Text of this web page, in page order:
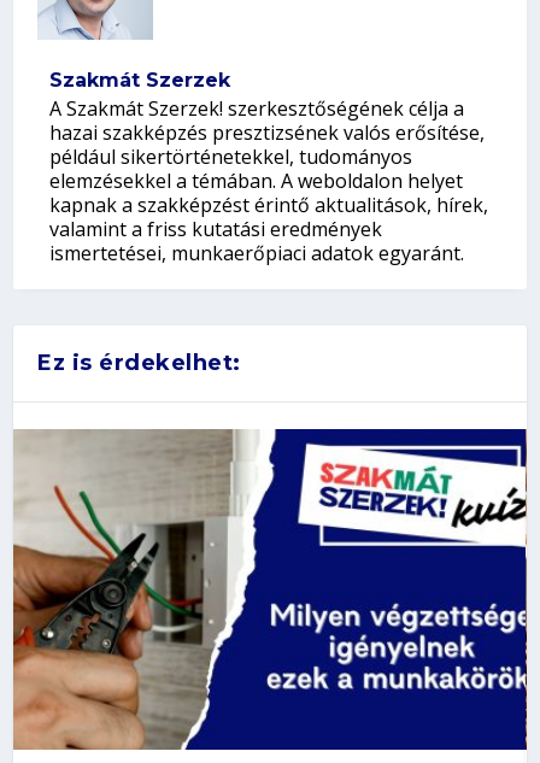
Szakmát Szerzek
A Szakmát Szerzek! szerkesztőségének célja a
hazai szakképzés presztizsének valós erősítése,
például sikertörténetekkel, tudományos
elemzésekkel a témában. A weboldalon helyet
kapnak a szakképzést érintő aktualitások, hírek,
valamint a friss kutatási eredmények
ismertetései, munkaerőpiaci adatok egyaránt.
Ez is érdekelhet: